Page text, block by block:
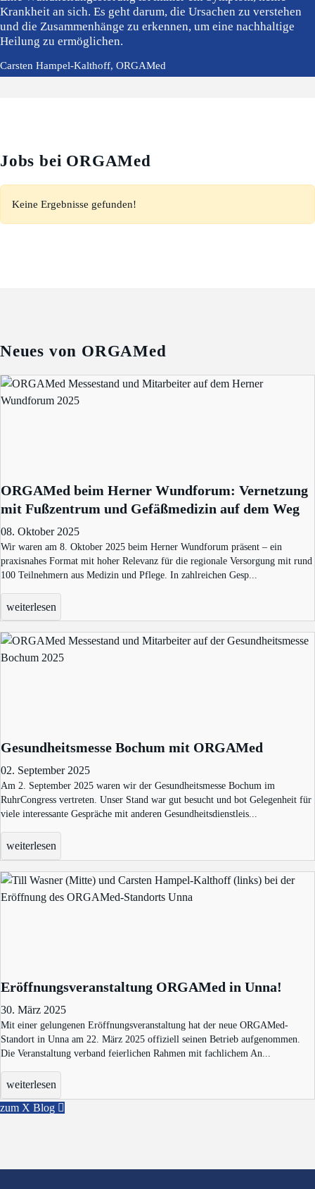
Krankheit an sich. Es geht darum, die Ursachen zu verstehen
und die Zusammenhänge zu erkennen, um eine nachhaltige
Heilung zu ermöglichen.
Carsten Hampel-Kalthoff, ORGAMed
Jobs bei ORGAMed
Keine Ergebnisse gefunden!
Neues von ORGAMed
ORGAMed beim Herner Wundforum: Vernetzung
mit Fußzentrum und Gefäßmedizin auf dem Weg
08. Oktober 2025
Wir waren am 8. Oktober 2025 beim Herner Wundforum präsent – ein
praxisnahes Format mit hoher Relevanz für die regionale Versorgung mit rund
100 Teilnehmern aus Medizin und Pflege. In zahlreichen Gesp...
weiterlesen
Gesundheitsmesse Bochum mit ORGAMed
02. September 2025
Am 2. September 2025 waren wir der Gesundheitsmesse Bochum im
RuhrCongress vertreten. Unser Stand war gut besucht und bot Gelegenheit für
viele interessante Gespräche mit anderen Gesundheitsdienstleis...
weiterlesen
Eröffnungsveranstaltung ORGAMed in Unna!
30. März 2025
Mit einer gelungenen Eröffnungsveranstaltung hat der neue ORGAMed-
Standort in Unna am 22. März 2025 offiziell seinen Betrieb aufgenommen.
Die Veranstaltung verband feierlichen Rahmen mit fachlichem An...
weiterlesen
zum X Blog